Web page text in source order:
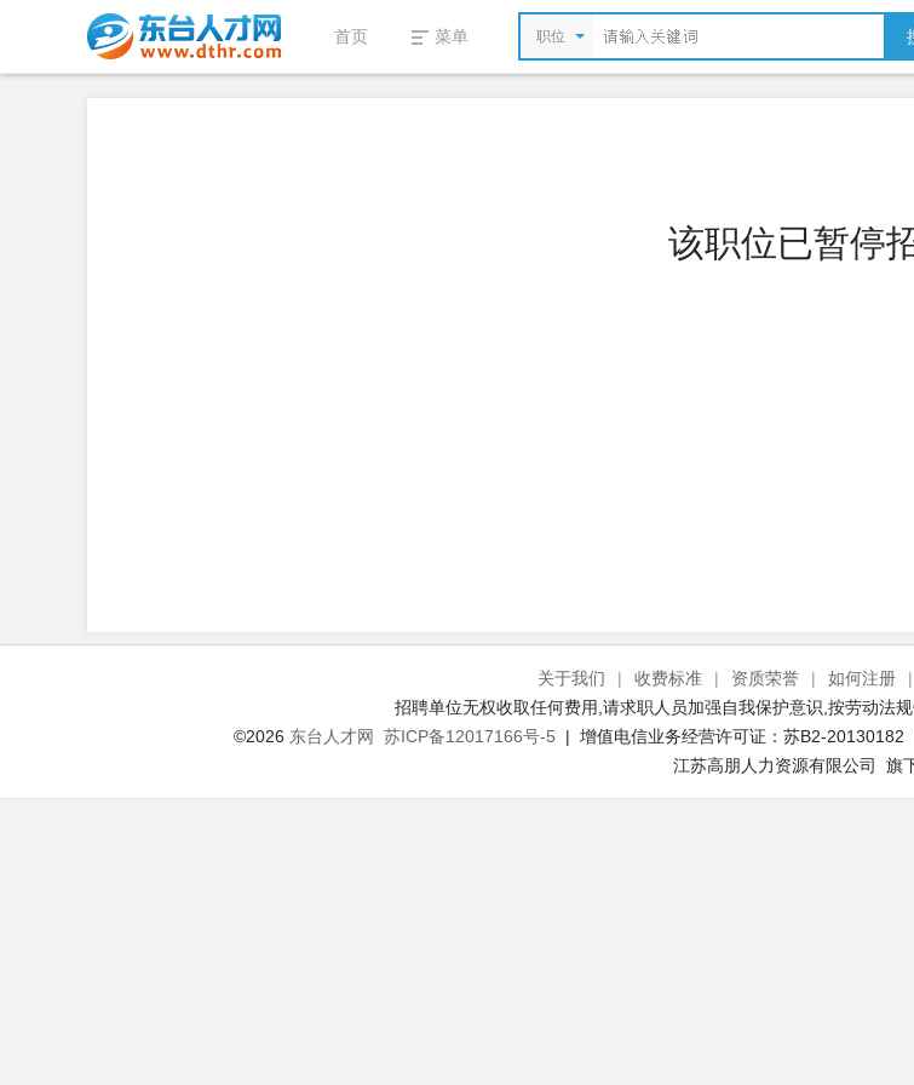
首页 菜单 职位
该职位已暂停
关于我们 | 收费标准 | 资质荣誉 | 如何注册 |
招聘单位无权收取任何费用,请求职人员加强自我保护意识,按劳动法
©2026 东台人才网 苏ICP备12017166号-5 | 增值电信业务经营许可证：苏B2-
江苏高朋人力资源有限公司 旗